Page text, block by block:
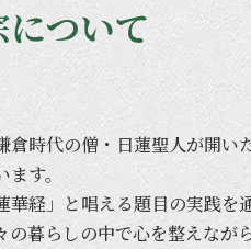
について
倉時代の僧・日蓮聖人が開い
ます。
華経」と唱える題目の実践を
の暮らしの中で心を整えながら